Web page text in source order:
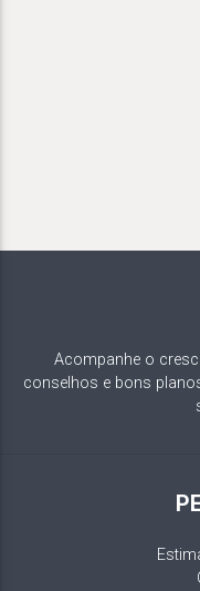
Acompanhe o
conselhos e bons